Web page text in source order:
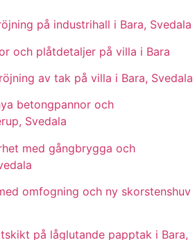
på industrihall i Bara, Svedala
och plåtdetaljer på villa i Bara
av tak på villa i Bara, Svedala
betongpannor och
Svedala
med gångbrygga och
omfogning och ny skorstenshuv
på låglutande papptak i Bara,